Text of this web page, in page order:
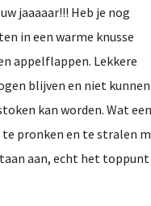
jaaaaar!!! Heb je nog
in een warme knusse
appelflappen. Lekkere
blijven en niet kunnen
kan worden. Wat een
pronken en te stralen
aan, echt het toppunt